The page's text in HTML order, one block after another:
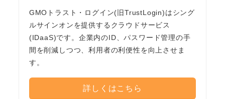
GMOトラスト・ログイン(旧TrustLogin)はシング
ルサインオンを提供するクラウドサービス
(IDaaS)です。企業内のID、パスワード管理の手
間を削減しつつ、利用者の利便性を向上させま
す。
詳しくはこちら